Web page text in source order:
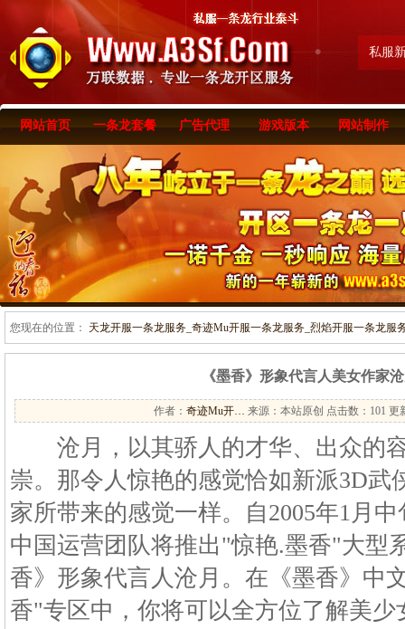
私服
网站首页 一条龙套餐 广告代理 游戏版本 网站制作
您现在的位置： 天龙开服一条龙服务_奇迹Mu开服一条龙服务_烈焰开服一条龙服
《墨香》形象代言人美女作家
作者： 奇迹Mu开… 来源：本站原创 点击数： 101 更
沧月，以其骄人的才华、出众的
崇。那令人惊艳的感觉恰如新派3D武
家所带来的感觉一样。自2005年1月
中国运营团队将推出"惊艳.墨香"大型
香》形象代言人沧月。在《墨香》中
香"专区中，你将可以全方位了解美